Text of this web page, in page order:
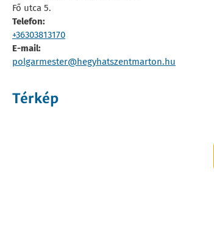
Fő utca 5.
Telefon:
+36303813170
E-mail:
polgarmester@hegyhatszentmarton.hu
Térkép